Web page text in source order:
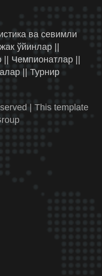
ва севимли
ўйинлар ||
Чемпионатлар ||
|| Турнир
| This template